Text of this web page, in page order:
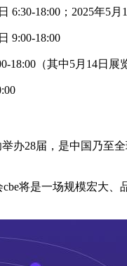
6:30-18:00；2025年5月
9:00-18:00
18:00（其中5月14日展
办28届，是中国乃至
cbe将是一场规模宏大